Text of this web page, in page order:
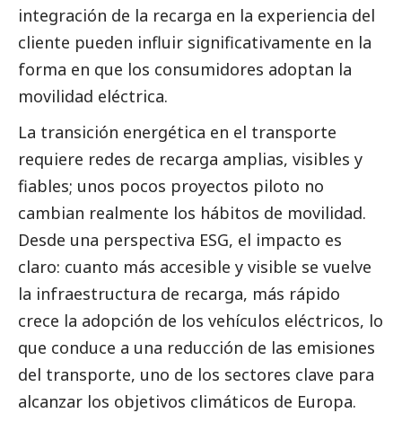
integración de la recarga en la experiencia del
cliente pueden influir significativamente en la
forma en que los consumidores adoptan la
movilidad eléctrica.
La transición energética en el transporte
requiere redes de recarga amplias, visibles y
fiables; unos pocos proyectos piloto no
cambian realmente los hábitos de movilidad.
Desde una perspectiva ESG, el impacto es
claro: cuanto más accesible y visible se vuelve
la infraestructura de recarga, más rápido
crece la adopción de los vehículos eléctricos, lo
que conduce a una reducción de las emisiones
del transporte, uno de los sectores clave para
alcanzar los objetivos climáticos de Europa.